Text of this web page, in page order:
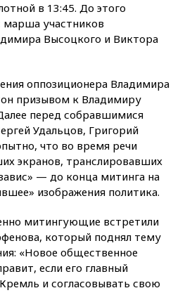
в 13:45. До этого
марша участников
Высоцкого и Виктора
оппозиционера Владимира
призывом к Владимиру
перед собравшимися
Удальцов, Григорий
что во время речи
экранов, транслировавших
— до конца митинга на
изображения политика.
митингующие встретили
который поднял тему
«Новое общественное
если его главный
и согласовывать свою